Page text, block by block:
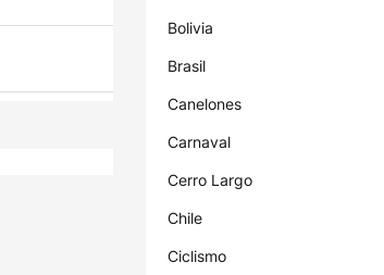
Bolivia
Brasil
Canelones
Carnaval
Cerro Largo
Chile
Ciclismo